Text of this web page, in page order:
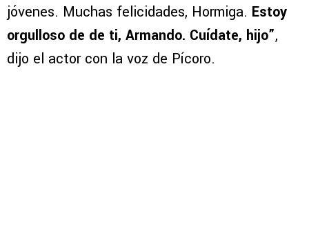
jóvenes. Muchas felicidades, Hormiga. Estoy
orgulloso de de ti, Armando. Cuídate, hijo”,
dijo el actor con la voz de Pícoro.